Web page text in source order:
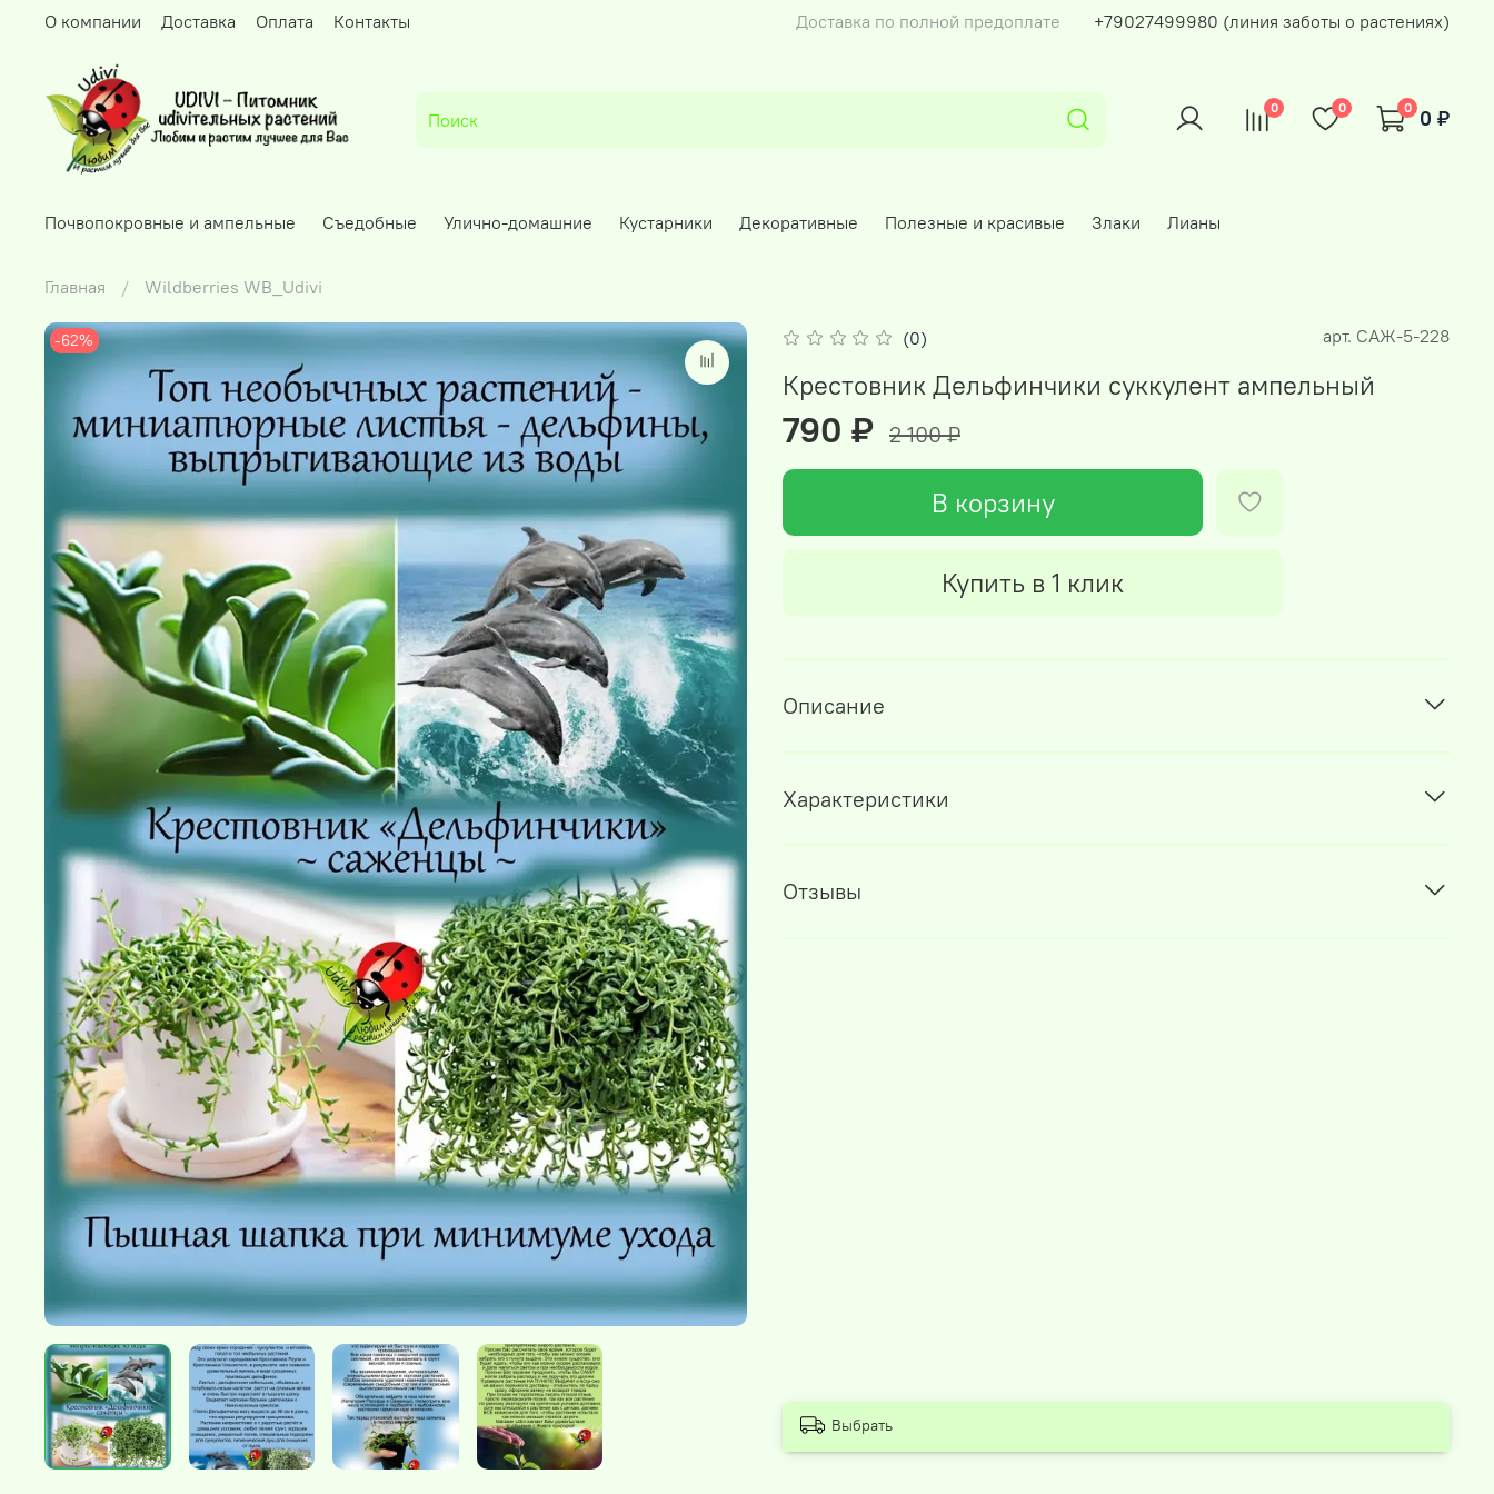
О компании Доставка Оплата Контакты Доставка по полной предоплате +79027499980 (линия заботы о растениях)
0 0 0 0 ₽
Почвопокровные и ампельные Съедобные Улично-домашние Кустарники Декоративные Полезные и красивые Злаки Лианы
Главная Wildberries WB_Udivi
-62% (0) арт. САЖ-5-228
Крестовник Дельфинчики суккулент ампельный
790 ₽ 2 100 ₽
В корзину
Купить в 1 клик
Описание
Характеристики
Отзывы
Выбрать